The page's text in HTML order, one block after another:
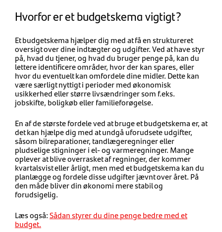
Hvorfor er et budgetskema vigtigt?
Et budgetskema hjælper dig med at få en struktureret
oversigt over dine indtægter og udgifter. Ved at have styr
på, hvad du tjener, og hvad du bruger penge på, kan du
lettere identificere områder, hvor der kan spares, eller
hvor du eventuelt kan omfordele dine midler. Dette kan
være særligt nyttigt i perioder med økonomisk
usikkerhed eller større livsændringer som f.eks.
jobskifte, boligkøb eller familieforøgelse.
En af de største fordele ved at bruge et budgetskema er, at
det kan hjælpe dig med at undgå uforudsete udgifter,
såsom bilreparationer, tandlægeregninger eller
pludselige stigninger i el- og varmeregninger. Mange
oplever at blive overrasket af regninger, der kommer
kvartalsvist eller årligt, men med et budgetskema kan du
planlægge og fordele disse udgifter jævnt over året. På
den måde bliver din økonomi mere stabil og
forudsigelig.
Læs også:Sådan styrer du dine penge bedre med et
budget.